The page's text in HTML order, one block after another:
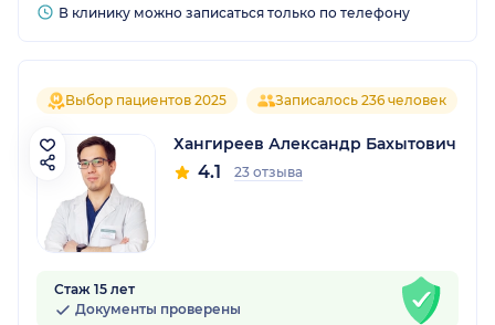
В клинику можно записаться только по телефону
Выбор пациентов 2025 Записалось 236 человек
Хангиреев Александр Бахытович
4.1 23 отзыва
Стаж 15 лет
Документы проверены